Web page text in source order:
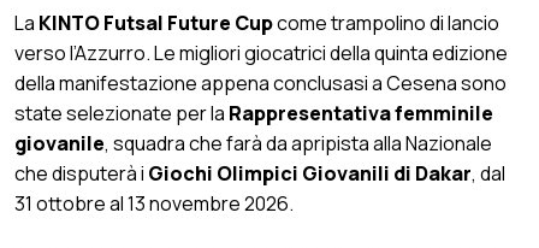
La KINTO Futsal Future Cupcome trampolino di lancio
verso l’Azzurro. Le migliori giocatrici della quinta edizione
della manifestazione appena conclusasi a Cesena sono
state selezionate per la Rappresentativa femminile
giovanile, squadra che farà da apripista alla Nazionale
che disputerà i Giochi Olimpici Giovanili di Dakar, dal
31 ottobre al 13 novembre 2026.